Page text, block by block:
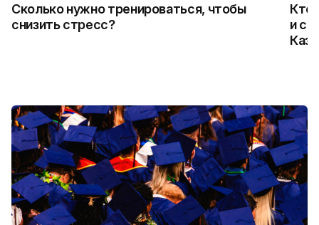
Сколько нужно тренироваться, чтобы
снизить стресс?
Кто
и